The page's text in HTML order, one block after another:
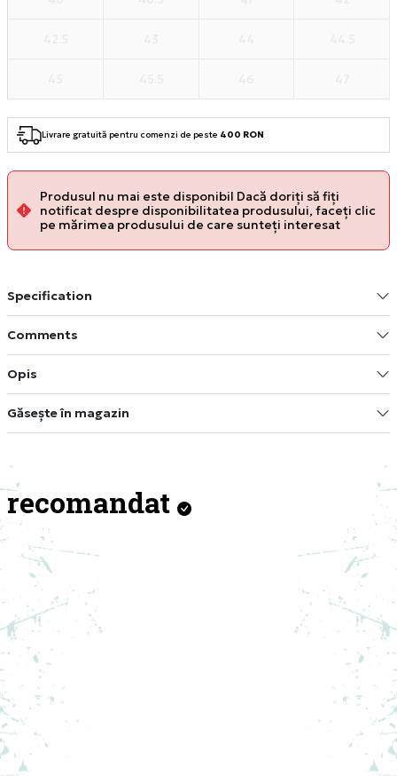
Livrare gratuită pentru comenzi de peste 400 RON
Produsul nu mai este disponibil Dacă doriți să fiți
notificat despre disponibilitatea produsului, faceți clic
pe mărimea produsului de care sunteți interesat
Specification
Comments
Opis
Găsește în magazin
recomandat